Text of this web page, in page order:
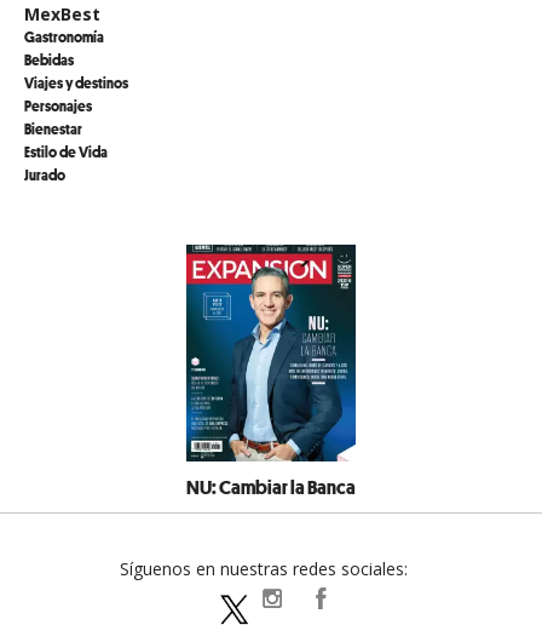
MexBest
Gastronomía
Bebidas
Viajes y destinos
Personajes
Bienestar
Estilo de Vida
Jurado
NU: Cambiar la Banca
Síguenos en nuestras redes sociales:
expansionpolitica